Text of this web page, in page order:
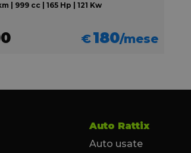
| 999 cc | 165 Hp | 121 Kw
€180/mese
Auto Rattix
Auto usate